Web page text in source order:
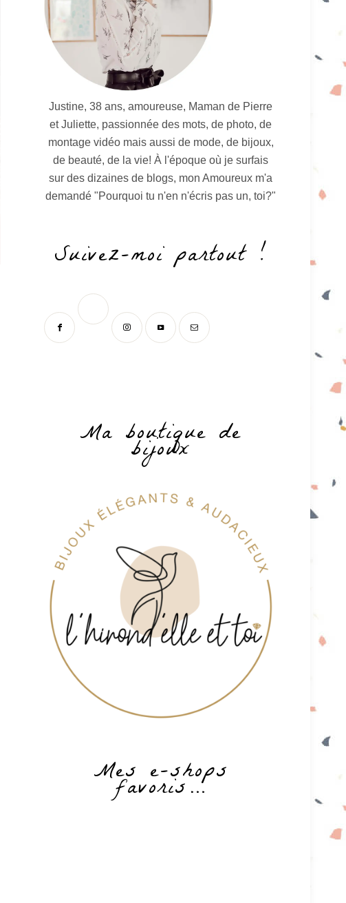
Justine, 38 ans, amoureuse, Maman de Pierre
et Juliette, passionnée des mots, de photo, de
montage vidéo mais aussi de mode, de bijoux,
de beauté, de la vie! À l'époque où je surfais
sur des dizaines de blogs, mon Amoureux m'a
demandé "Pourquoi tu n'en n'écris pas un, toi?"
Suivez-moi partout !
Ma boutique de
bijoux
Mes e-shops
favoris…